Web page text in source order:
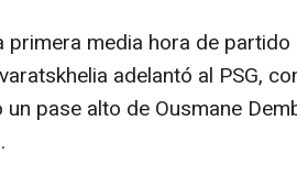
primera media hora de
adelantó al PSG,
pase alto de Ousmane